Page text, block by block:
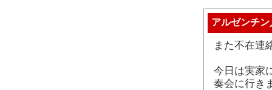
アルゼンチン
また不在連
今日は実家
奏会に行き